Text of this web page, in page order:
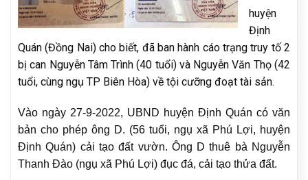
huyện
Định
Quán (Đồng Nai) cho biết, đã ban hành cáo trạng truy tố 2
bị can Nguyễn Tâm Trình (40 tuổi) và Nguyễn Văn Thọ (42
tuổi, cùng ngụ TP Biên Hòa) về tội cưỡng đoạt tài sản.
Vào ngày 27-9-2022, UBND huyện Định Quán có văn
bản cho phép ông D. (56 tuổi, ngụ xã Phú Lợi, huyện
Định Quán) cải tạo đất vườn. Ông D thuê bà Nguyễn
Thanh Đào (ngụ xã Phú Lợi) đục đá, cải tạo thửa đất.